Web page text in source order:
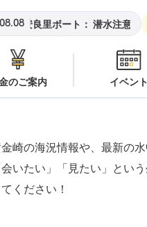
安良里ボート： 潜水注意
のご案内 イベント
崎の海況情報や、最新の
会いたい」「見たい」とい
てください！